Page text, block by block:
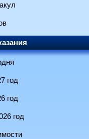
год
год
год